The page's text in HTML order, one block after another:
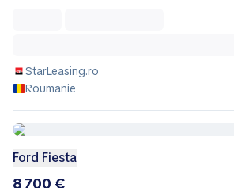
StarLeasing.ro
Roumanie
Ford Fiesta
8 700 €